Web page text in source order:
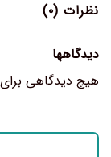
نظرات (۰)
دیدگاهها
هیچ دیدگاهی